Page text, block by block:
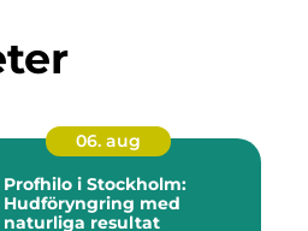
06. aug
Profhilo i Stockholm:
Hudföryngring med
naturliga resultat